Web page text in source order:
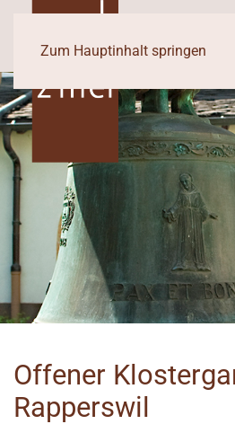
Zum Hauptinhalt springen
Offener
Rapperswil